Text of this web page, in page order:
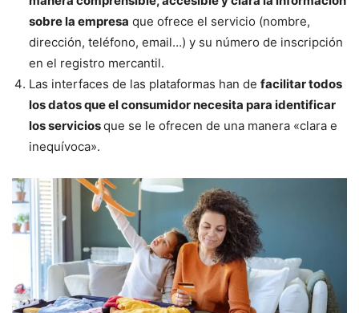
sobre la empresa que ofrece el servicio (nombre,
dirección, teléfono, email…) y su número de inscripción
en el registro mercantil.
Las interfaces de las plataformas han de facilitar todos
los datos que el consumidor necesita para identificar
los serviciosque se le ofrecen de una manera «clara e
inequívoca».